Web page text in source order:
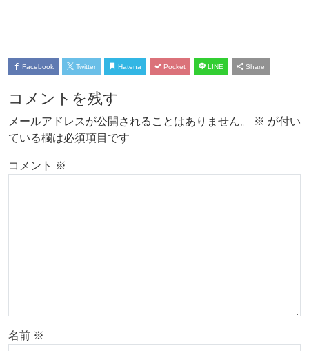
Facebook Twitter Hatena Pocket LINE Share
コメントを残す
メールアドレスが公開されることはありません。 ※ が付い
ている欄は必須項目です
コメント ※
名前 ※